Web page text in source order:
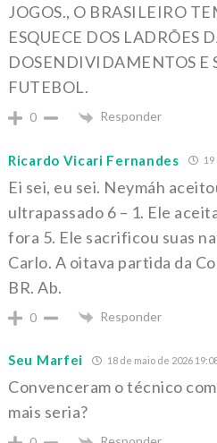
JOGOS., O BRASILEIRO
ESQUECE DOS LADRÕES
DOSENDIVIDAMENTOS E
FUTEBOL.
0 Responder
Ricardo Vicari Fernandes 19
Ei sei, eu sei. Neymáh
ultrapassado 6 – 1. Ele
fora 5. Ele sacrificou suas
Carlo. A oitava partida da
BR. Ab.
0 Responder
Seu Marfei 18 de maio de 2026
Convenceram o técnico
mais seria?